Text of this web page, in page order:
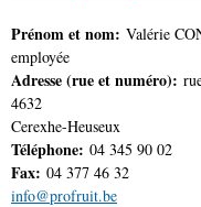
Prénom et nom: Valérie
employée
Adresse (rue et numéro):
4632
Cerexhe-Heuseux
Téléphone: 04 345 90 02
Fax: 04 377 46 32
info@profruit.be